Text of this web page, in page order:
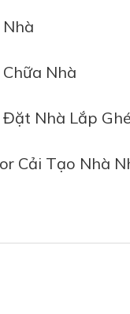
Nhà
Đặt Nhà Lắp
Cải Tạo Nhà